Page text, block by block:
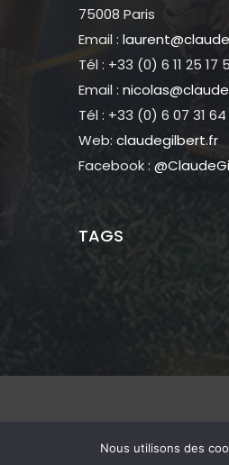
75008 Paris
Email :
Tél : +33 (0) 6 11 25 17
Email :
Tél : +33 (0) 6 07 31
Web: claudegilbert.fr
Facebook :
TAGS
Nous utilisons des